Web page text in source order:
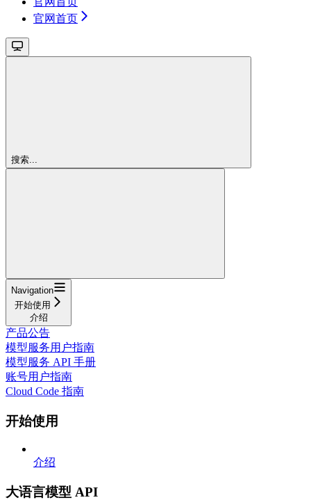
官网首页
搜索...
Navigation
开始使用
介绍
产品公告
模型服务用户指南
模型服务 API 手册
账号用户指南
Cloud Code 指南
开始使用
介绍
大语言模型 API